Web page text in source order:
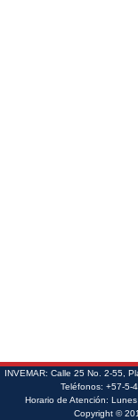
INVEMAR: Calle 25 No. 2-55,
Teléfonos: +57-5-
Horario de Atención:
Copyright ©